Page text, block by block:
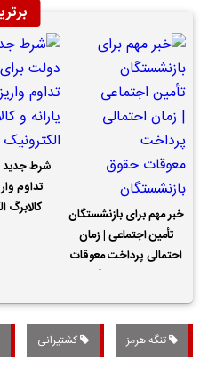
خبر مهم برای بازنشستگان
تأمین اجتماعی | زمان
احتمالی پرداخت معوقات
شرط جدید
تداوم
کالابرگ
تنگه هرمز کشتیرانی